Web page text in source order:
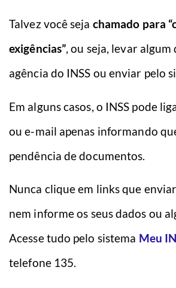
Talvez você seja chamado para
exigências”, ou seja, levar
agência do INSS ou enviar pelo
Em alguns casos, o INSS pode
ou e-mail apenas informando
pendência de documentos.
Nunca clique em links que
nem informe os seus dados ou
Acesse tudo pelo sistema Meu
telefone 135.